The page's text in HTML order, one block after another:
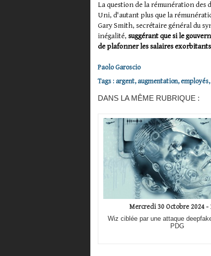
La question de la rémunération des
Uni, d'autant plus que la
Gary Smith, secrétaire général du
inégalité, suggérant que si le
de plafonner les salaires exorbitants
Paolo Garoscio
Tags : argent,augmentation,employés,
DANS LA MÊME RUBRIQUE :
Mercredi 30 Octobre 2024 -
Wiz ciblée par une attaque
PDG